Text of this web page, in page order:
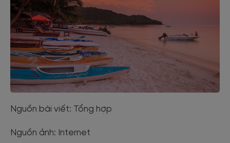
Nguồn bài viết: Tổng hợp
Nguồn ảnh: Internet